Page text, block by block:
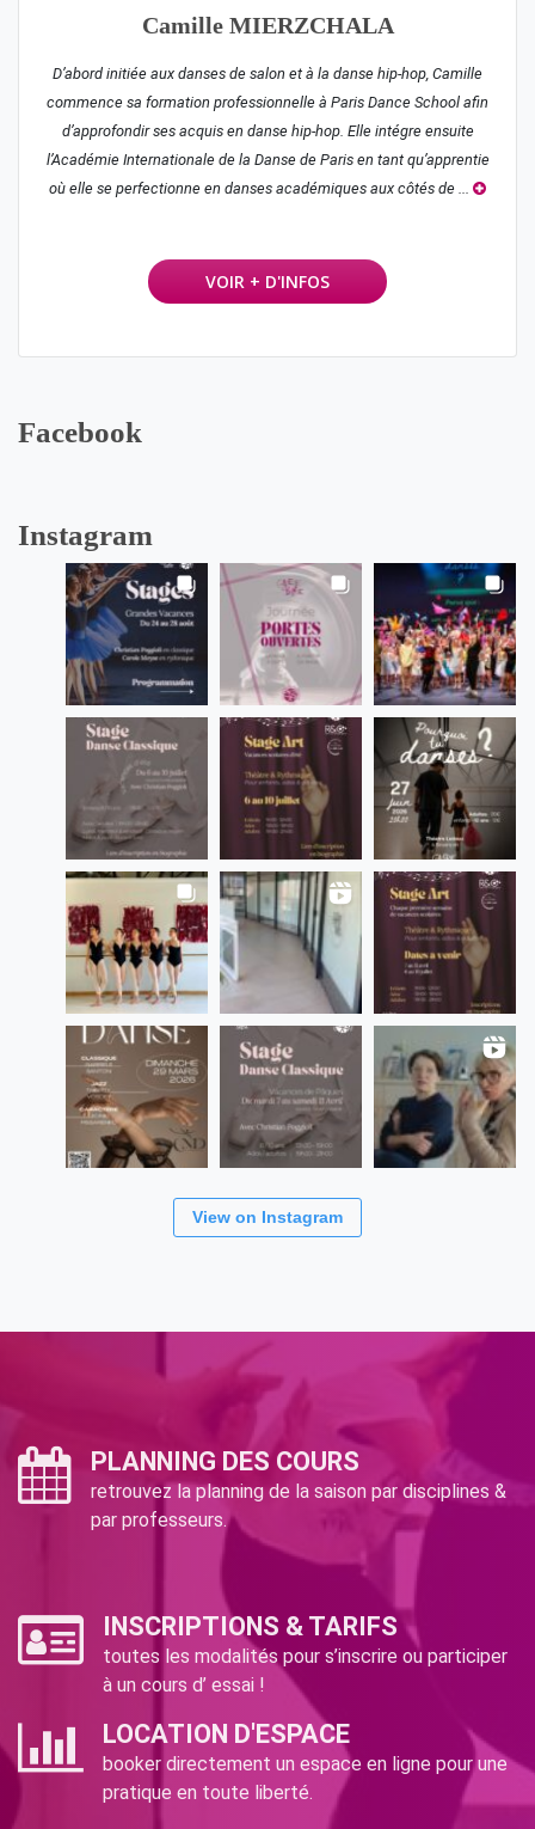
Camille MIERZCHALA
D’abord initiée aux danses de salon et à la danse hip-hop, Camille
commence sa formation professionnelle à Paris Dance School afin
d’approfondir ses acquis en danse hip-hop. Elle intégre ensuite
l’Académie Internationale de la Danse de Paris en tant qu’apprentie
où elle se perfectionne en danses académiques aux côtés de ...
VOIR + D'INFOS
Facebook
Instagram
View on Instagram
PLANNING DES COURS
retrouvez la planning de la saison par disciplines &
par professeurs.
INSCRIPTIONS & TARIFS
toutes les modalités pour s’inscrire ou participer
à un cours d’ essai !
LOCATION D'ESPACE
booker directement un espace en ligne pour une
pratique en toute liberté.